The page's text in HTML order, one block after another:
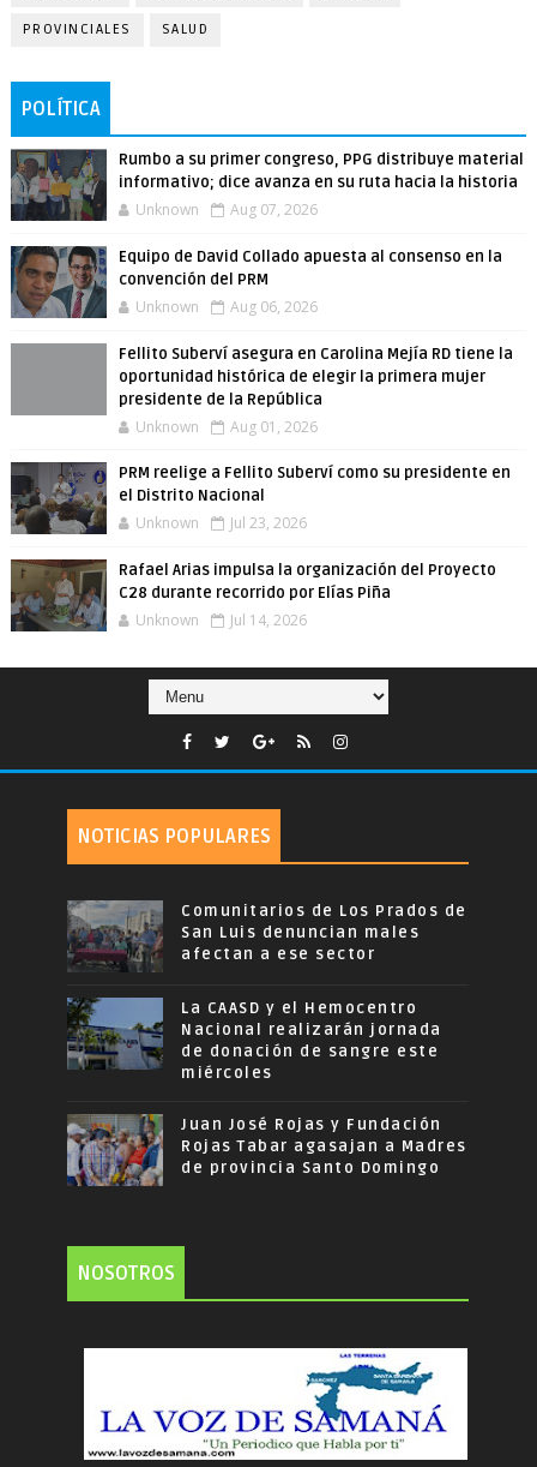
PROVINCIALES SALUD
POLÍTICA
Rumbo a su primer congreso, PPG distribuye material
informativo; dice avanza en su ruta hacia la historia
Unknown Aug 07, 2026
Equipo de David Collado apuesta al consenso en la
convención del PRM
Unknown Aug 06, 2026
Fellito Suberví asegura en Carolina Mejía RD tiene la
oportunidad histórica de elegir la primera mujer
presidente de la República
Unknown Aug 01, 2026
PRM reelige a Fellito Suberví como su presidente en
el Distrito Nacional
Unknown Jul 23, 2026
Rafael Arias impulsa la organización del Proyecto
C28 durante recorrido por Elías Piña
Unknown Jul 14, 2026
NOTICIAS POPULARES
Comunitarios de Los Prados de
San Luis denuncian males
afectan a ese sector
La CAASD y el Hemocentro
Nacional realizarán jornada
de donación de sangre este
miércoles
Juan José Rojas y Fundación
Rojas Tabar agasajan a Madres
de provincia Santo Domingo
NOSOTROS